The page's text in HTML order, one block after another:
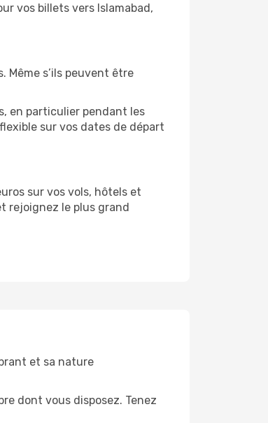
vos billets vers Islamabad,
Même s’ils peuvent être
en particulier pendant les
sur vos dates de départ
sur vos vols, hôtels et
rejoignez le plus grand
et sa nature
dont vous disposez. Tenez